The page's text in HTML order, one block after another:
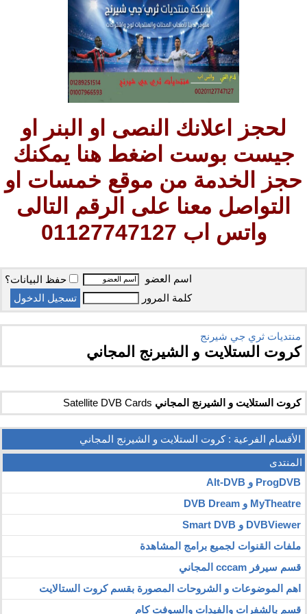
لحجز اعلانك النصى او البنر او
جيست بوست اضغط هنا يمكنك
حجز الخدمة من موقع خمسات او
التواصل معنا على الرقم التالى
واتس اب 01127747127
اسم العضو
حفظ البيانات؟
كلمة المرور
منتديات ثري جي شيرنج
كروت الستلايت و الشيرنج المجاني
كروت الستلايت و الشيرنج المجاني Satellite DVB Cards
الأقسام الفرعية : كروت الستلايت و الشيرنج المجاني
المنتدى
ProgDVB و Alt-DVB
MyTheatre و DVB Dream
DVBViewer و Smart DVB
ملفات القنوات لجميع برامج المشاهدة
قسم سيرفر cccam المجاني
اهم الموضوعات و الشروحات المصورة بقسم كروت الستالايت
قسم بالشفرات والفيدات والسوفت كام